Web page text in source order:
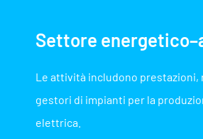
Settore
Le attività includono prestazioni,
gestori di impianti per la
elettrica.